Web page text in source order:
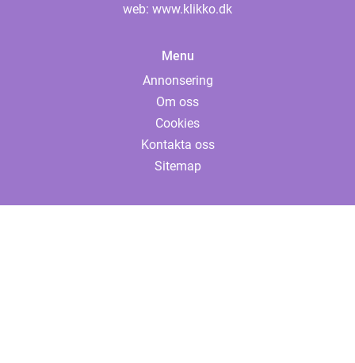
web: www.klikko.dk
Menu
Annonsering
Om oss
Cookies
Kontakta oss
Sitemap